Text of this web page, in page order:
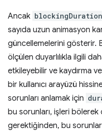
Ancak blockingDuration
sayıda uzun animasyon
güncellemelerini gösterir.
ölçülen duyarlılıkla ilgili
etkileyebilir ve kaydırma
bir kullanıcı arayüzü
sorunları anlamak için
bu sorunları, işleri
gerektiğinden, bu